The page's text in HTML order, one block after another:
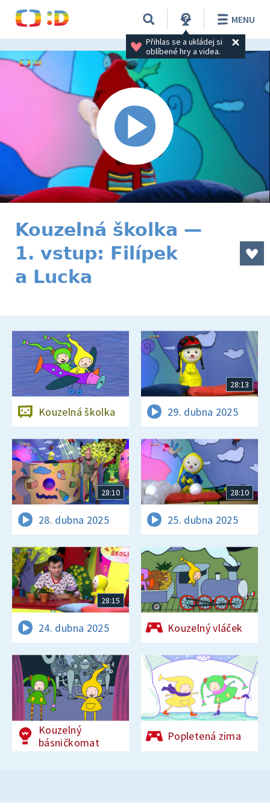
Přihlas se a ukládej si
oblíbené hry a videa.
MENU
Kouzelná školka —
1. vstup: Filípek
a Lucka
Kouzelná školka
28:13
29. dubna 2025
28:10
28. dubna 2025
28:10
25. dubna 2025
28:15
24. dubna 2025 Kouzelný vláček
Kouzelný
básničkomat
Popletená zima